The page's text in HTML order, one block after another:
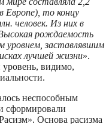
Европе), то концу
человек. Из них в
рождаемость
уровнем, заставлявшим
лучшей жизни».
видимо,
неспособным
сформировали
Основа расизма